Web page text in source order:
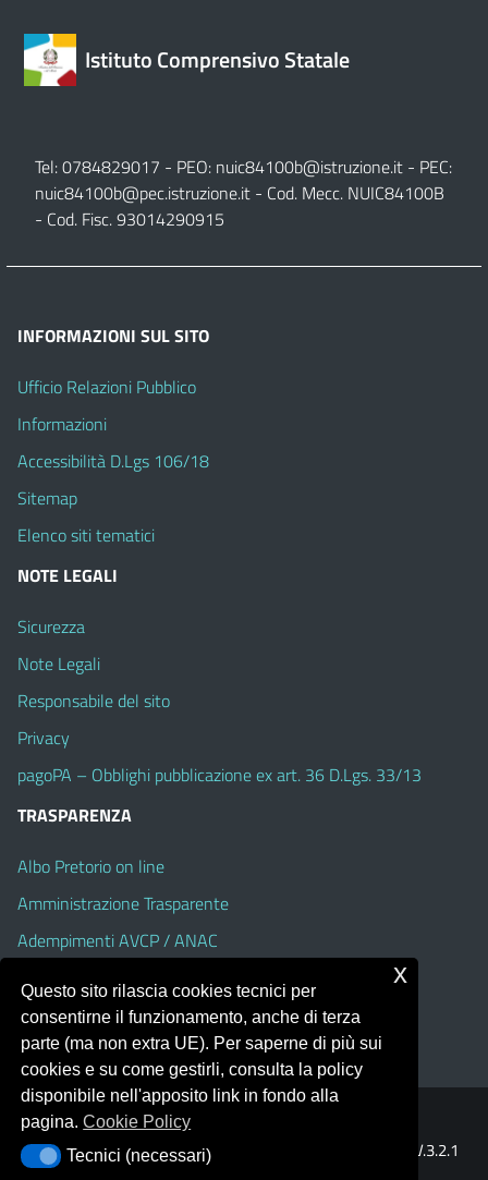
Istituto Comprensivo Statale
Tel: 0784829017 - PEO: nuic84100b@istruzione.it - PEC:
nuic84100b@pec.istruzione.it - Cod. Mecc. NUIC84100B
- Cod. Fisc. 93014290915
INFORMAZIONI SUL SITO
Ufficio Relazioni Pubblico
Informazioni
Accessibilità D.Lgs 106/18
Sitemap
Elenco siti tematici
NOTE LEGALI
Sicurezza
Note Legali
Responsabile del sito
Privacy
pagoPA – Obblighi pubblicazione ex art. 36 D.Lgs. 33/13
TRASPARENZA
Albo Pretorio on line
Amministrazione Trasparente
Adempimenti AVCP / ANAC
Dichiarazione di accessibilità
Portale realizzato con la piattaforma
Template Italia configurato sul tema accessibile
V.3.2.1
(Alioth)
Questo sito rilascia cookies tecnici per
consentirne il funzionamento, anche di terza
parte (ma non extra UE). Per saperne di più sui
cookies e su come gestirli, consulta la policy
disponibile nell'apposito link in fondo alla
pagina.Cookie Policy
Tecnici (necessari)
Tecnici (necessari)
x